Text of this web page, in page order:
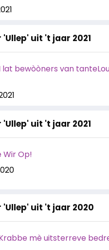
'Ullep' uit 't jaar 2021
lat bewòòners van
'Ullep' uit 't jaar 2021
Wir Op!
'Ullep' uit 't jaar 2020
mè uitsterreve